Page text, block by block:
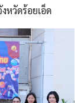
หวัดร้อยเอ็ด